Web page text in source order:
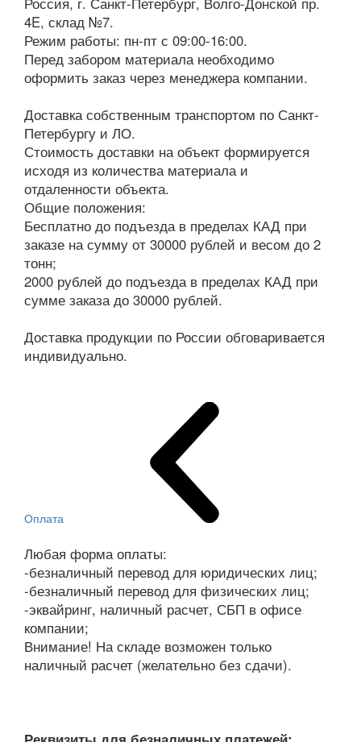
4E, склад №7.
Режим работы: пн-пт с 09:00-16:00.
Перед забором материала необходимо
оформить заказ через менеджера компании.
Доставка собственным транспортом по Санкт-
Петербургу и ЛО.
Стоимость доставки на объект формируется
исходя из количества материала и
отдаленности объекта.
Общие положения:
Бесплатно до подъезда в пределах КАД при
заказе на сумму от 30000 рублей и весом до 2
тонн;
2000 рублей до подъезда в пределах КАД при
сумме заказа до 30000 рублей.
Доставка продукции по России обговаривается
индивидуально.
Оплата
Любая форма оплаты:
-безналичный перевод для юридических лиц;
-безналичный перевод для физических лиц;
-эквайринг, наличный расчет, СБП в офисе
компании;
Внимание! На складе возможен только
наличный расчет (желательно без сдачи).